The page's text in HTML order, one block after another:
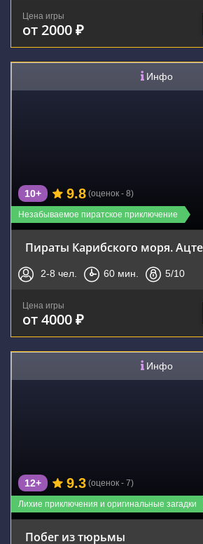
Цена игры
от 2000 ₽
Инфо
Незабываемое пиратское приключение
10+ 9.8 (оценок - 8)
Пираты Карибского моря.
2-8 чел. 60 мин. 5/10
Цена игры
от 4000 ₽
Инфо
Лихие приключения и оригинальные загадки
12+ 9.3 (оценок - 7)
Побег из тюрьмы